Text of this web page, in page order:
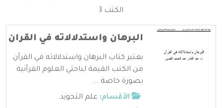
الكتب 3
البرهان واستدلالاته في القران
يعتبر كتاب البرهان واستدلالاته في القرآن
من الكتب القيمة لباحثي العلوم القرآنية
بصورة خاصة ...
الأقسام: علم التجويد